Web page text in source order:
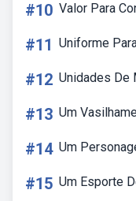
#10 Valor Para
#11 Uniforme
#12 Unidades De
#13 Um
#14 Um
#15 Um Esporte